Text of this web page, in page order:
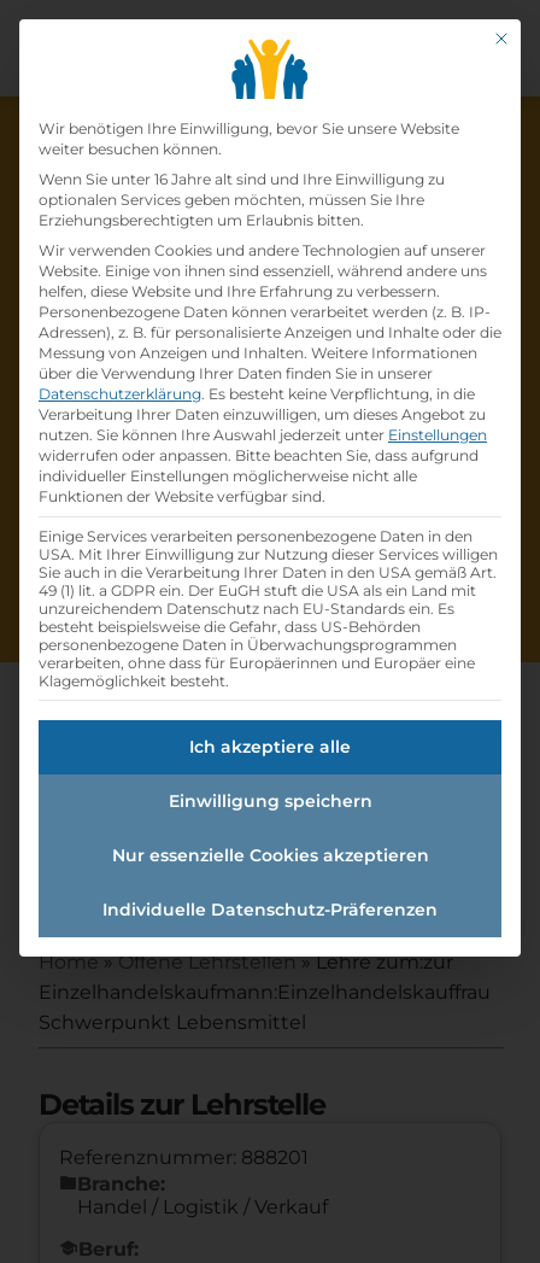
Die Lehrstelle wurde schon
besetzt!
Die LehrstelleLehre zum:zur
Einzelhandelskaufmann:Einzelhandelskauffr
au Schwerpunkt LebensmittelbeiBILLA AG
ist schonbesetzt.
Firmenprofil besuchen
Andere Lehrstelle suchen
Lehre Zum:zur
Einzelhandelskaufmann:einzel
handelskauffrau
Schwerpunkt Lebensmittel
Home»Offene Lehrstellen»Lehre zum:zur
Einzelhandelskaufmann:Einzelhandelskauffrau
Schwerpunkt Lebensmittel
Details zur Lehrstelle
Referenznummer: 888201
folderBranche:
Handel / Logistik / Verkauf
schoolBeruf:
Mit
Datenschutz-
Wir benötigen Ihre Einwilligung, bevor Sie unsere Website
weiter besuchen können.
Wenn Sie unter 16 Jahre alt sind und Ihre Einwilligung zu
optionalen Services geben möchten, müssen Sie Ihre
Erziehungsberechtigten um Erlaubnis bitten.
Wir verwenden Cookies und andere Technologien auf unserer
Website. Einige von ihnen sind essenziell, während andere uns
helfen, diese Website und Ihre Erfahrung zu verbessern.
Personenbezogene Daten können verarbeitet werden (z. B. IP-
Adressen), z. B. für personalisierte Anzeigen und Inhalte oder die
Messung von Anzeigen und Inhalten. Weitere Informationen
über die Verwendung Ihrer Daten finden Sie in unserer
Datenschutzerklärung. Es besteht keine Verpflichtung, in die
Verarbeitung Ihrer Daten einzuwilligen, um dieses Angebot zu
nutzen. Sie können Ihre Auswahl jederzeit unter Einstellungen
widerrufen oder anpassen. Bitte beachten Sie, dass aufgrund
individueller Einstellungen möglicherweise nicht alle
Funktionen der Website verfügbar sind.
Einige Services verarbeiten personenbezogene Daten in den
USA. Mit Ihrer Einwilligung zur Nutzung dieser Services willigen
Sie auch in die Verarbeitung Ihrer Daten in den USA gemäß Art.
49 (1) lit. a GDPR ein. Der EuGH stuft die USA als ein Land mit
unzureichendem Datenschutz nach EU-Standards ein. Es
besteht beispielsweise die Gefahr, dass US-Behörden
personenbezogene Daten in Überwachungsprogrammen
verarbeiten, ohne dass für Europäerinnen und Europäer eine
Klagemöglichkeit besteht.
Ich akzeptiere alle
Einwilligung speichern
Nur essenzielle Cookies akzeptieren
Individuelle Datenschutz-Präferenzen